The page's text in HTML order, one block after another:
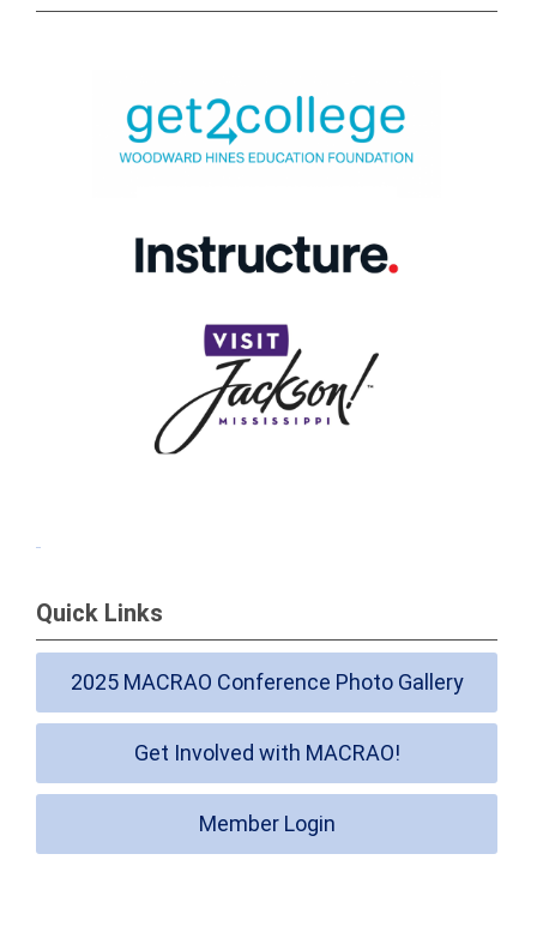
Quick Links
2025 MACRAO Conference Photo Gallery
Get Involved with MACRAO!
Member Login